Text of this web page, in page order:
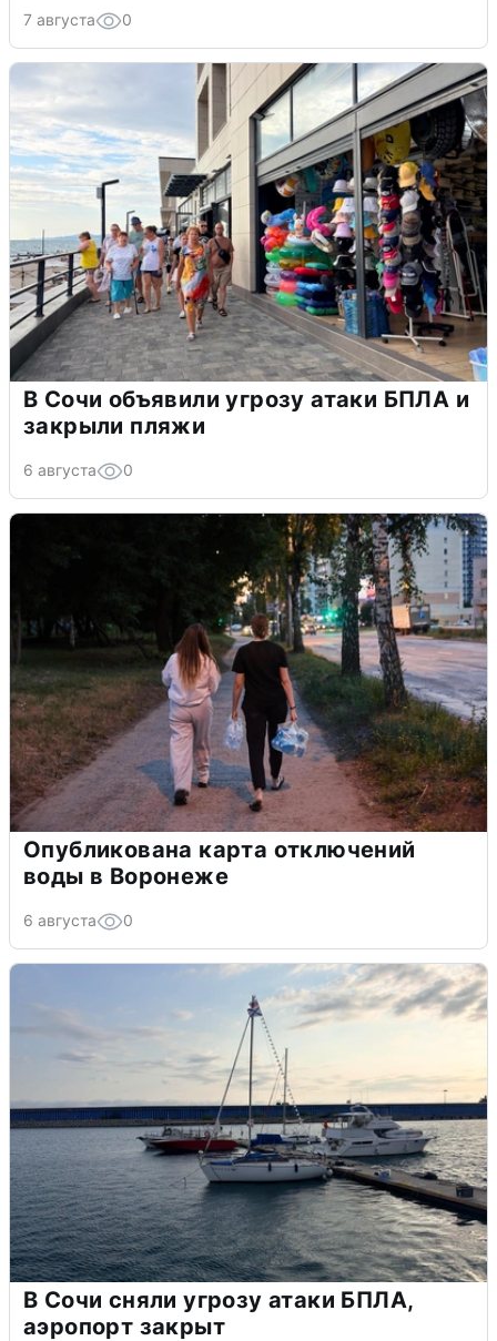
7 августа 0
В Сочи объявили угрозу атаки БПЛА и
закрыли пляжи
6 августа 0
Опубликована карта отключений
воды в Воронеже
6 августа 0
В Сочи сняли угрозу атаки БПЛА,
аэропорт закрыт